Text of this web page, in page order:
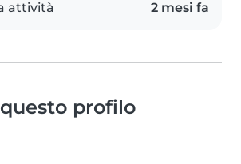
attività 2 mesi fa
profilo